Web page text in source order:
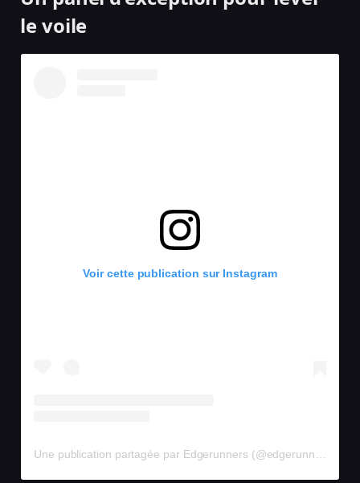
le voile
Voir cette publication sur Instagram
Une publication partagée par Edgerunners (@edgerunners)